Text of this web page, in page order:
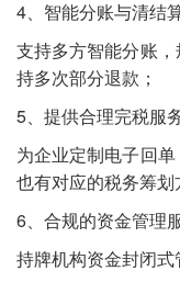
4、智能分账与清结
支持多方智能分账
持多次部分退款；
5、提供合理完税服
为企业定制电子回
也有对应的税务筹划
6、合规的资金管理
持牌机构资金封闭式